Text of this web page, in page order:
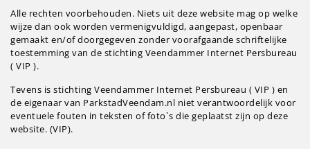
Alle rechten voorbehouden. Niets uit deze website mag op welke
wijze dan ook worden vermenigvuldigd, aangepast, openbaar
gemaakt en/of doorgegeven zonder voorafgaande schriftelijke
toestemming van de stichting Veendammer Internet Persbureau
( VIP ).
Tevens is stichting Veendammer Internet Persbureau ( VIP ) en
de eigenaar van ParkstadVeendam.nl niet verantwoordelijk voor
eventuele fouten in teksten of foto`s die geplaatst zijn op deze
website. (VIP).